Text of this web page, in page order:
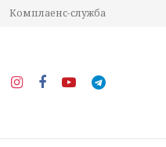
Комплаенс-служба